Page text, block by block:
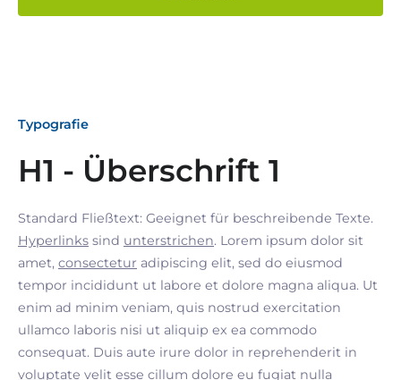
Typografie
H1 - Überschrift 1
Standard Fließtext: Geeignet für beschreibende Texte.
Hyperlinks sind unterstrichen. Lorem ipsum dolor sit
amet, consectetur adipiscing elit, sed do eiusmod
tempor incididunt ut labore et dolore magna aliqua. Ut
enim ad minim veniam, quis nostrud exercitation
ullamco laboris nisi ut aliquip ex ea commodo
consequat. Duis aute irure dolor in reprehenderit in
voluptate velit esse cillum dolore eu fugiat nulla